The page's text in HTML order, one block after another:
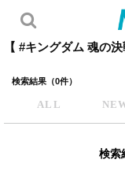
【 #キングダム 魂の決
検索結果（0件）
ALL
検索